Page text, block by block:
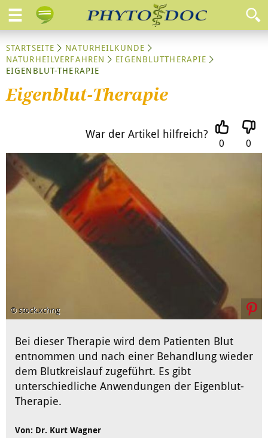
STARTSEITE
NATURHEILKUNDE
NATURHEILVERFAHREN
EIGENBLUTTHERAPIE
EIGENBLUT-THERAPIE
Eigenblut-Therapie
War der Artikel hilfreich?
0 0
© stock.xchng
Bei dieser Therapie wird dem Patienten Blut
entnommen und nach einer Behandlung wieder
dem Blutkreislauf zugeführt. Es gibt
unterschiedliche Anwendungen der Eigenblut-
Therapie.
Von: Dr. Kurt Wagner